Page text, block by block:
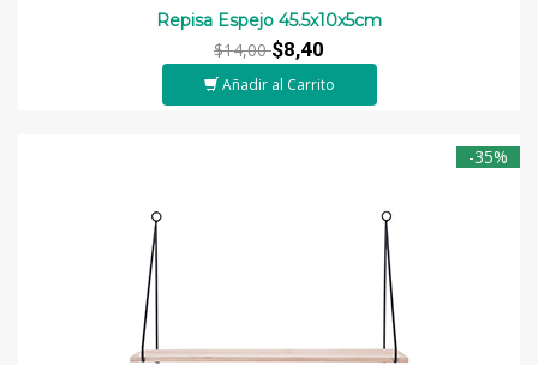
Repisa Espejo 45.5x10x5cm
$14,00$8,40
Añadir al Carrito
-35%